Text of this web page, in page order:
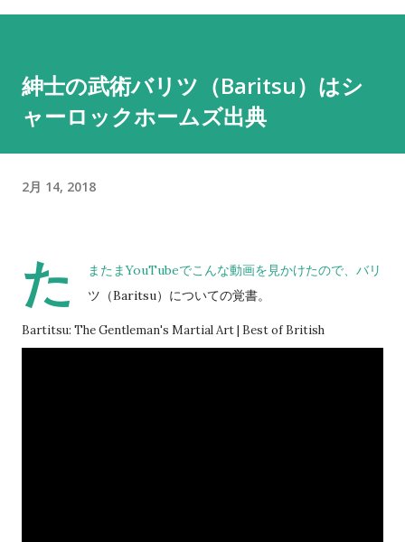
紳士の武術バリツ（Baritsu）はシ
ャーロックホームズ出典
2月 14, 2018
た
またまYouTubeでこんな動画を見かけたので、バリ
ツ（Baritsu）についての覚書。
Bartitsu: The Gentleman's Martial Art | Best of British